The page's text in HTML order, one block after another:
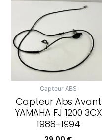
Capteur ABS
Capteur Abs Avant
YAMAHA FJ 1200 3CX
1988-1994